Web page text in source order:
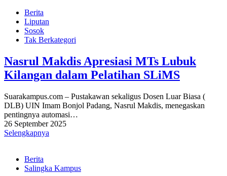
Berita
Liputan
Sosok
Tak Berkategori
Nasrul Makdis Apresiasi MTs Lubuk
Kilangan dalam Pelatihan SLiMS
Suarakampus.com – Pustakawan sekaligus Dosen Luar Biasa (
DLB) UIN Imam Bonjol Padang, Nasrul Makdis, menegaskan
pentingnya automasi…
26 September 2025
Selengkapnya
Berita
Salingka Kampus